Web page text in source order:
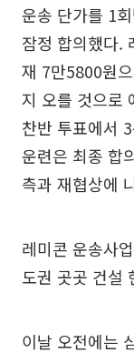
운송 단가를 1
잠정 합의했다.
재 7만5800원
지 오를 것으로
찬반 투표에서
운련은 최종 합
측과 재협상에
레미콘 운송사
도권 곳곳 건설
이날 오전에는